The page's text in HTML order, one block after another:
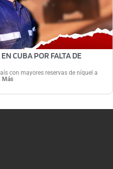
CUBA POR FALTA DE
con mayores reservas de níquel a
Más